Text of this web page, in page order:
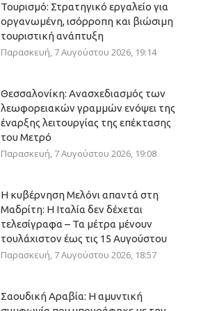
Τουρισμό: Στρατηγικό εργαλείο για
οργανωμένη, ισόρροπη και βιώσιμη
τουριστική ανάπτυξη
Παρασκευή, 7 Αυγούστου 2026, 19:14
Θεσσαλονίκη: Ανασχεδιασμός των
λεωφορειακών γραμμών ενόψει της
έναρξης λειτουργίας της επέκτασης
του Μετρό
Παρασκευή, 7 Αυγούστου 2026, 19:08
Η κυβέρνηση Μελόνι απαντά στη
Μαδρίτη: Η Ιταλία δεν δέχεται
τελεσίγραφα – Τα μέτρα μένουν
τουλάχιστον έως τις 15 Αυγούστου
Παρασκευή, 7 Αυγούστου 2026, 18:57
Σαουδική Αραβία: Η αμυντική